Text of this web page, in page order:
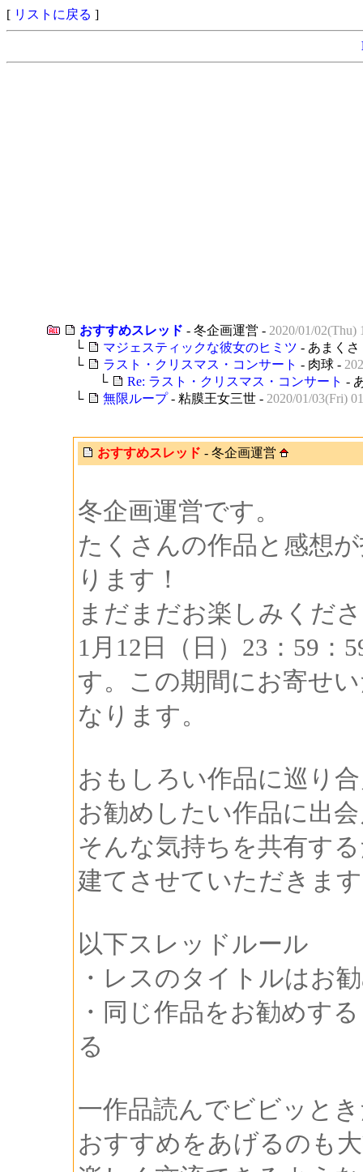
[ リストに戻る ]
おすすめスレッド - 冬企画運営 - 2020/01/02(Thu)
└
マジェスティックな彼女のヒミツ - あまく
└
ラスト・クリスマス・コンサート - 肉球 -
└
Re: ラスト・クリスマス・コンサート -
└
無限ループ- 粘膜王女三世 - 2020/01/03(Fri)
おすすめスレッド - 冬企画運営
冬企画運営です。
たくさんの作品と感想
ります！
まだまだお楽しみくだ
1月12日（日）23：59：
す。この期間にお寄せ
なります。
おもしろい作品に巡り
お勧めしたい作品に出
そんな気持ちを共有す
建てさせていただきま
以下スレッドルール
・レスのタイトルはお
・同じ作品をお勧めす
る
一作品読んでビビッと
おすすめをあげるのも